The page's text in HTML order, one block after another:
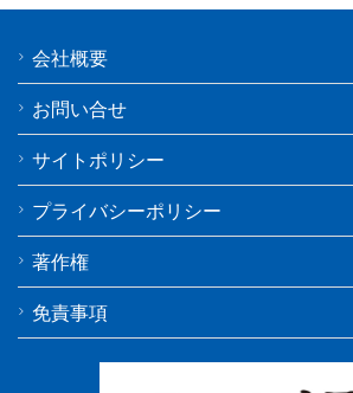
会社概要
お問い合せ
サイトポリシー
プライバシーポリシー
著作権
免責事項